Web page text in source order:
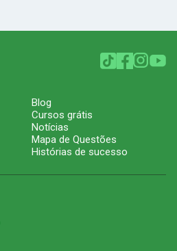
Blog
Cursos grátis
Notícias
Mapa de Questões
Histórias de sucesso